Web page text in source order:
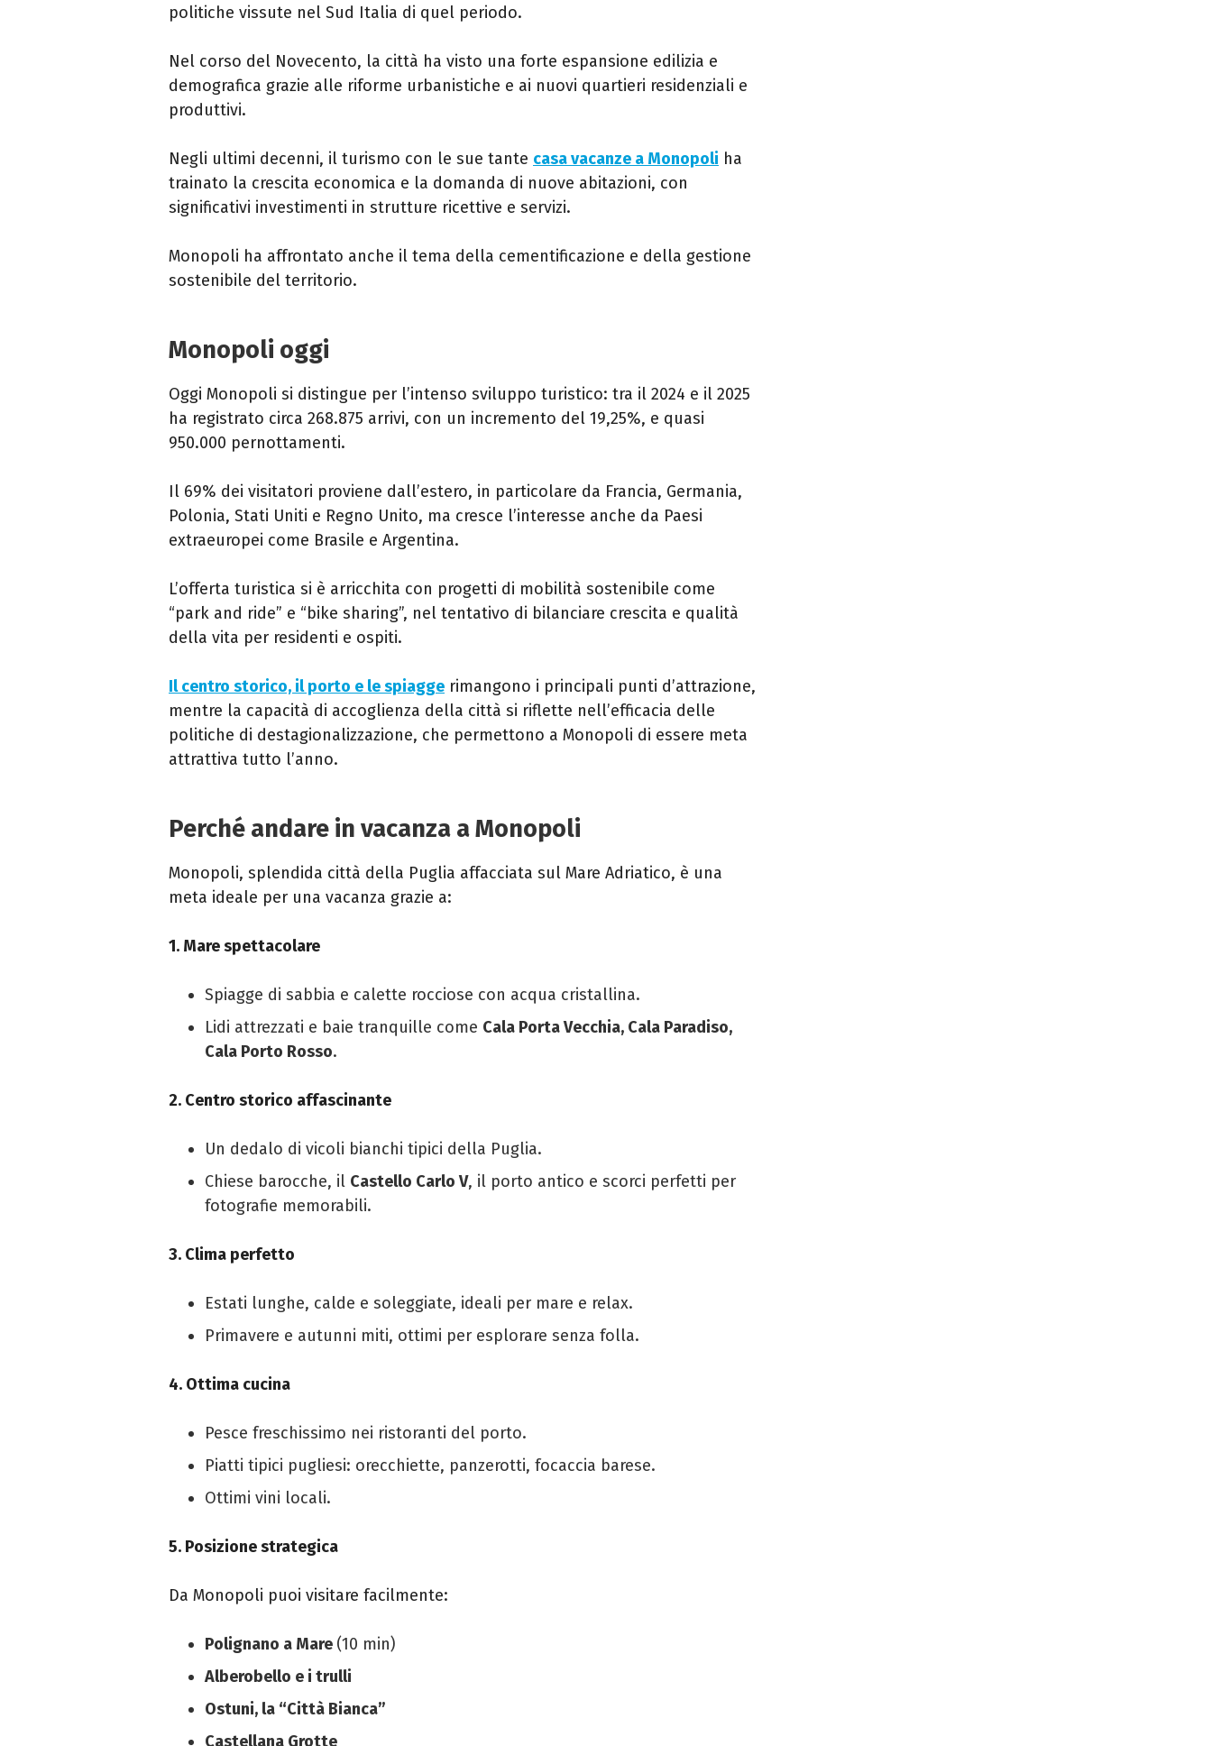
politiche vissute nel Sud Italia di quel periodo.
Nel corso del Novecento, la città ha visto una forte espansione edilizia e
demografica grazie alle riforme urbanistiche e ai nuovi quartieri residenziali e
produttivi.​
Negli ultimi decenni, il turismo con le sue tante casa vacanze a Monopoli ha
trainato la crescita economica e la domanda di nuove abitazioni, con
significativi investimenti in strutture ricettive e servizi.
Monopoli ha affrontato anche il tema della cementificazione e della gestione
sostenibile del territorio.​
Monopoli oggi
Oggi Monopoli si distingue per l’intenso sviluppo turistico: tra il 2024 e il 2025
ha registrato circa 268.875 arrivi, con un incremento del 19,25%, e quasi
950.000 pernottamenti.
Il 69% dei visitatori proviene dall’estero, in particolare da Francia, Germania,
Polonia, Stati Uniti e Regno Unito, ma cresce l’interesse anche da Paesi
extraeuropei come Brasile e Argentina.​
L’offerta turistica si è arricchita con progetti di mobilità sostenibile come
“park and ride” e “bike sharing”, nel tentativo di bilanciare crescita e qualità
della vita per residenti e ospiti.
Il centro storico, il porto e le spiagge rimangono i principali punti d’attrazione,
mentre la capacità di accoglienza della città si riflette nell’efficacia delle
politiche di destagionalizzazione, che permettono a Monopoli di essere meta
attrattiva tutto l’anno.
Perché andare in vacanza a Monopoli
Monopoli, splendida città della Puglia affacciata sul Mare Adriatico, è una
meta ideale per una vacanza grazie a:
1. Mare spettacolare
Spiagge di sabbia e calette rocciose con acqua cristallina.
Lidi attrezzati e baie tranquille come Cala Porta Vecchia, Cala Paradiso,
Cala Porto Rosso.
2. Centro storico affascinante
Un dedalo di vicoli bianchi tipici della Puglia.
Chiese barocche, il Castello Carlo V, il porto antico e scorci perfetti per
fotografie memorabili.
3. Clima perfetto
Estati lunghe, calde e soleggiate, ideali per mare e relax.
Primavere e autunni miti, ottimi per esplorare senza folla.
4. Ottima cucina
Pesce freschissimo nei ristoranti del porto.
Piatti tipici pugliesi: orecchiette, panzerotti, focaccia barese.
Ottimi vini locali.
5. Posizione strategica
Da Monopoli puoi visitare facilmente:
Polignano a Mare (10 min)
Alberobello e i trulli
Ostuni, la “Città Bianca”
Castellana Grotte